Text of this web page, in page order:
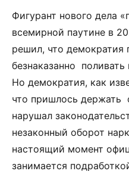
Фигурант нового дела
всемирной паутине в
решил, что демократия
безнаказанно
Но демократия, как
что пришлось держать
нарушал
незаконный оборот
настоящий момент
занимается